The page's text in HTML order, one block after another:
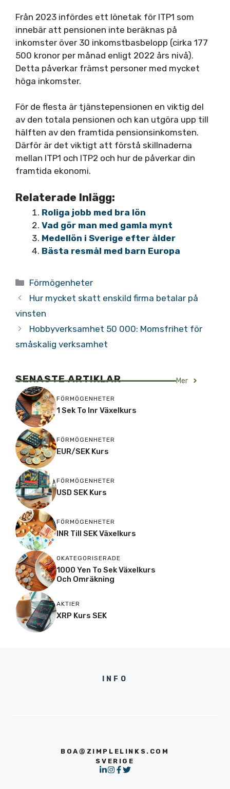
Från 2023 infördes ett lönetak för ITP1 som
innebär att pensionen inte beräknas på
inkomster över 30 inkomstbasbelopp (cirka 177
500 kronor per månad enligt 2022 års nivå).
Detta påverkar främst personer med mycket
höga inkomster.
För de flesta är tjänstepensionen en viktig del
av den totala pensionen och kan utgöra upp till
hälften av den framtida pensionsinkomsten.
Därför är det viktigt att förstå skillnaderna
mellan ITP1 och ITP2 och hur de påverkar din
framtida ekonomi.
Relaterade Inlägg:
Roliga jobb med bra lön
Vad gör man med gamla mynt
Medellön i Sverige efter ålder
Bästa resmål med barn Europa
Kategorier
Förmögenheter
Hur mycket skatt enskild firma betalar på
vinsten
Hobbyverksamhet 50 000: Momsfrihet för
småskalig verksamhet
SENASTE ARTIKLAR Mer
FÖRMÖGENHETER
1 Sek To Inr Växelkurs
FÖRMÖGENHETER
EUR/SEK Kurs
FÖRMÖGENHETER
USD SEK Kurs
FÖRMÖGENHETER
INR Till SEK Växelkurs
OKATEGORISERADE
1000 Yen To Sek Växelkurs
Och Omräkning
AKTIER
XRP Kurs SEK
INFO
BOA@ZIMPLELINKS.COM
SVERIGE